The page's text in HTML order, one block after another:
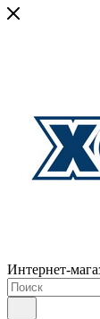
Интернет-